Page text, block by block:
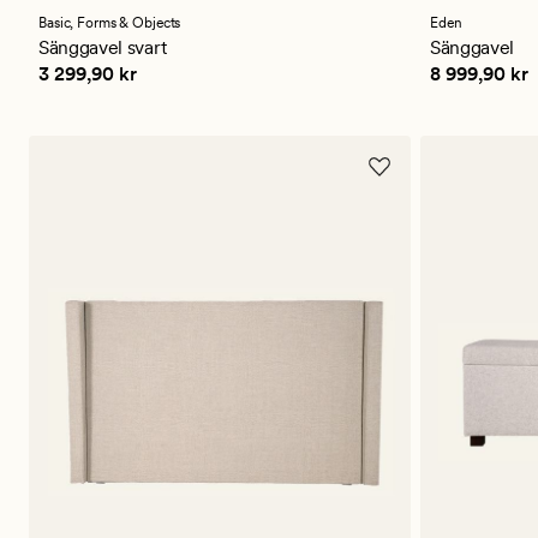
ett
genomsnittligt
betyg
på
Basic, Forms & Objects
Sänggavel svart
Pris 3 299,90 kr
3 299,90 kr
ett
betyg
på
Eden
Sänggavel
Pris 8 999,90
8 999,90 kr